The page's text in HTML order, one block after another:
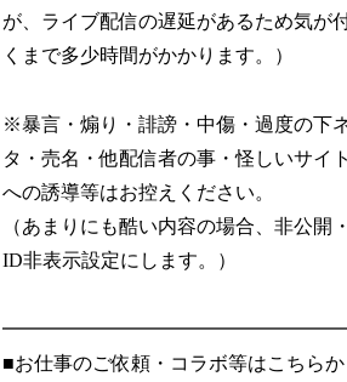
が、ライブ配信の遅延があるため気が
くまで多少時間がかかります。）
※暴言・煽り・誹謗・中傷・過度の下
タ・売名・他配信者の事・怪しいサイト
への誘導等はお控えください。
（あまりにも酷い内容の場合、非公開・
ID非表示設定にします。）
■お仕事のご依頼・コラボ等はこちらか